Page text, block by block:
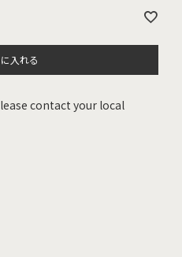
入れる
contact your local